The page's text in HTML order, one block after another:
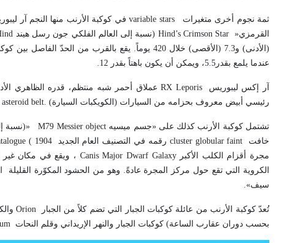
ثمة نجوم أخرى متغيرات variable stars في كوكبة الأرنب منها النجم آر
القرمزي« Hind’s Crimson Star (نسبة إلى العالم الفلكي جون رسل هيند
(الأدنى) و7.3 (الأقصى) خلال 420 يوماً. يقع بالقرب من الحدّ الفاصل بين كوكبة الأرنب وكوكبة النهر
عندما يلمع بقدر5.5، ويمكن أن يكون باهتاً بقدر 12
.
آر إكس ليبوريس RX Leporis عملاق أحمر شبه منتظم، قدره الظاهري الأدنى 7.4 والأقصى 5.0. وأخيراً زيتا
رئيسي أبيض معروف بحزامه من السيارات (الكويكبات السيارة) asteroid belt.
تشتمل كوكبة الأرنب كذلك على «جسم ميسيه » M79 Messier object(نسبة
خافت
cluster globular faint رقمه في التصنيف العام الجديد 1904 (
مجرة أقزام الكلب الأكبرCanis Major Dwarf Galaxy ، ويقع في مكان
الكروية التي تقع حول مركز المجرة عادةً. وهو من الحشود المكوّرة
سيف.«
تُعدّ كوكبة الأرنب من عائلة كوكبات الجبار التي تضم كلاً من الجبار Orion
بحسب دوران عقارب الساعة) كوكبات الجبار والنهر الإريداني وقلم النحات